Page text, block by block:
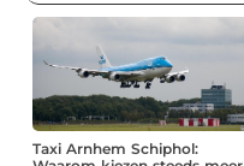
Taxi Arnhem Schiphol: